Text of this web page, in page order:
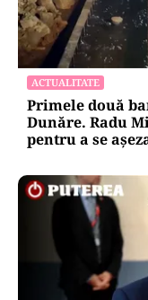
ACTUALITATE
Primele două
Dunăre. Radu
pentru a se